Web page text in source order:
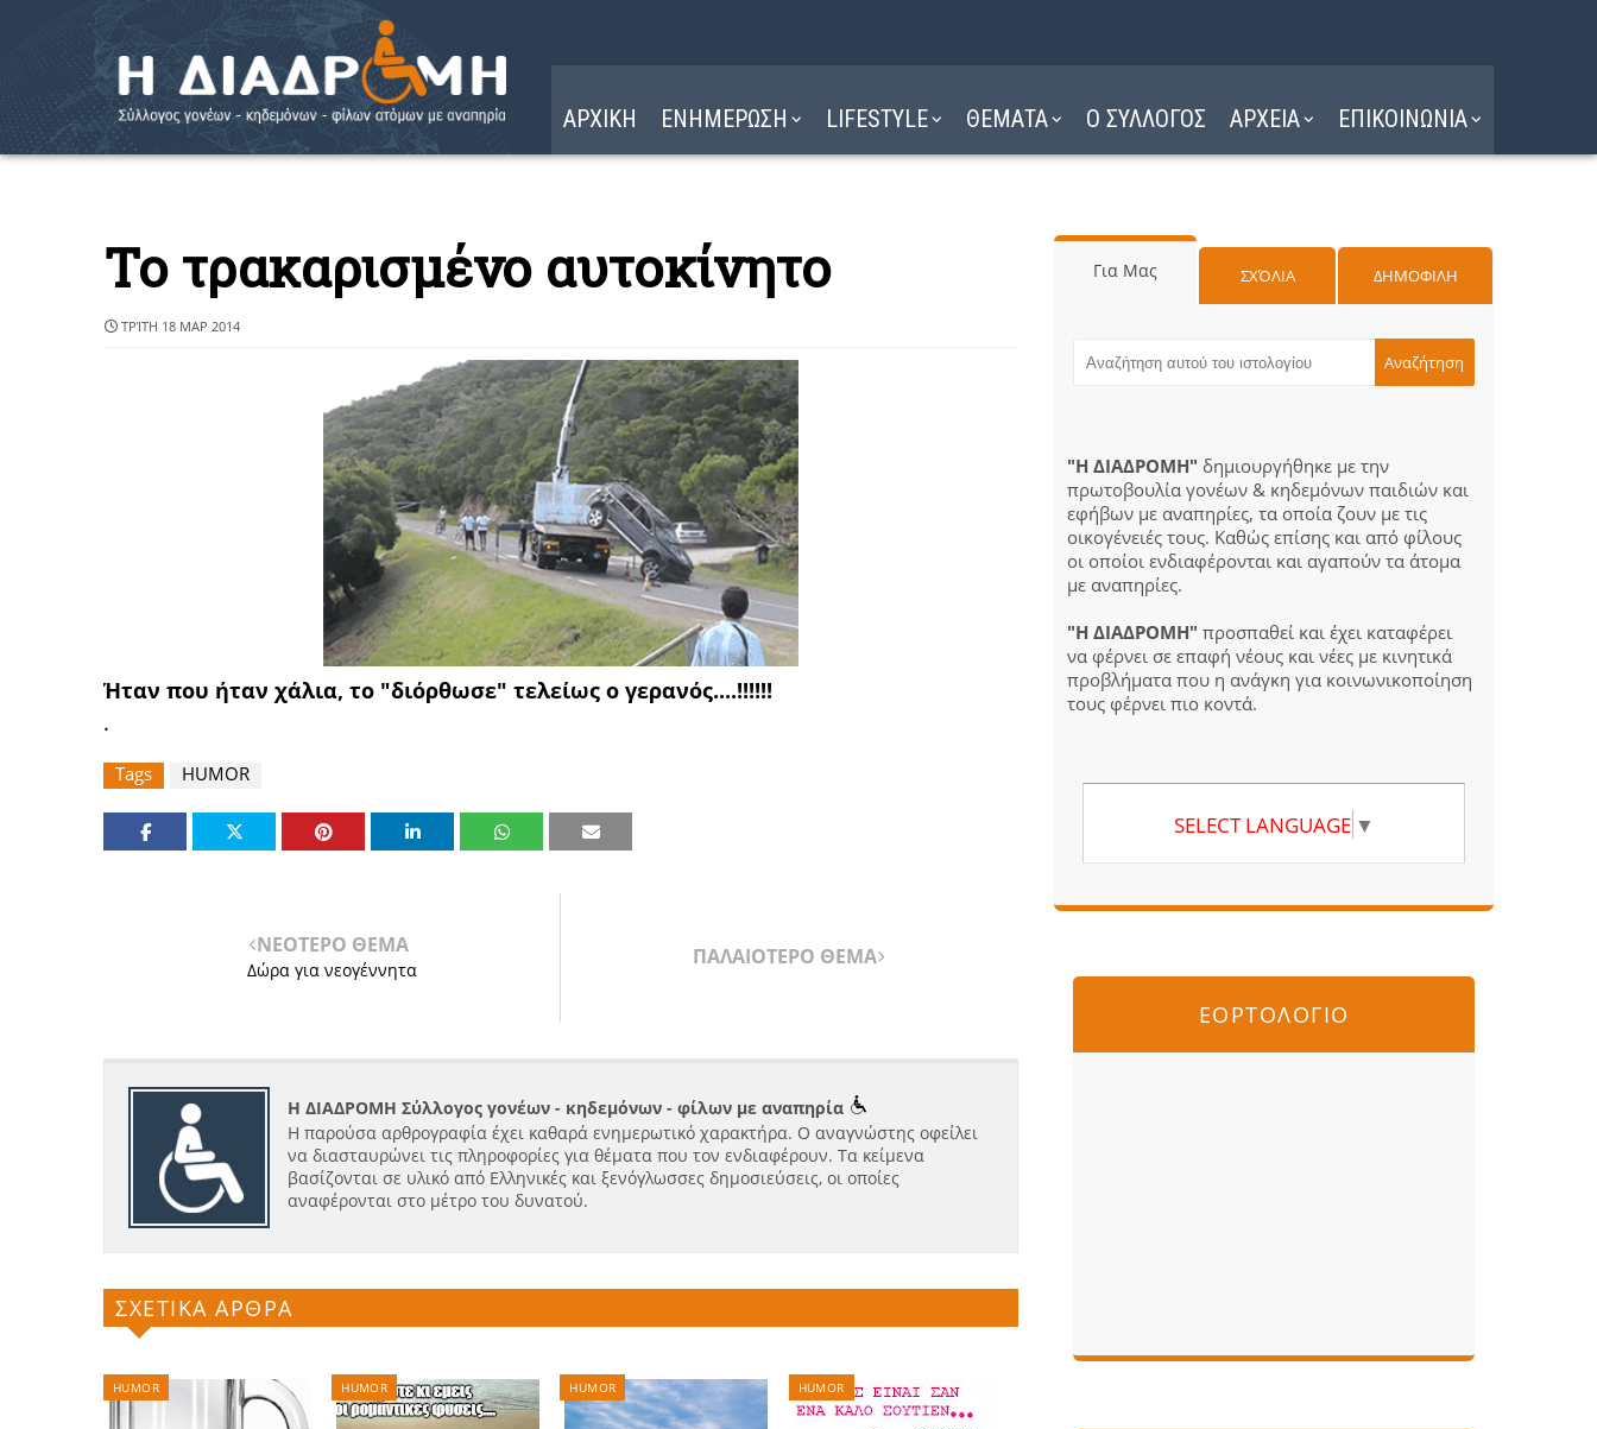
ΑΡΧΙΚΗ ΕΝΗΜΕΡΩΣΗ LIFESTYLE ΘΕΜΑΤΑ Ο ΣΥΛΛΟΓΟΣ ΑΡΧΕΙΑ ΕΠΙΚΟΙΝΩΝΙΑ
Το τρακαρισμένο αυτοκίνητο
ΤΡΊΤΗ 18 ΜΑΡ 2014
Ήταν που ήταν χάλια, το "διόρθωσε" τελείως ο γερανός....!!!!!!
.
Tags HUMOR
ΝΕΟΤΕΡΟ ΘΕΜΑ
Δώρα για νεογέννητα
ΠΑΛΑΙΟΤΕΡΟ ΘΕΜΑ
Η ΔΙΑΔΡΟΜΗ Σύλλογος γονέων - κηδεμόνων - φίλων με αναπηρία
Η παρούσα αρθρογραφία έχει καθαρά ενημερωτικό χαρακτήρα. Ο αναγνώστης οφείλει
να διασταυρώνει τις πληροφορίες για θέματα που τον ενδιαφέρουν. Τα κείμενα
βασίζονται σε υλικό από Ελληνικές και ξενόγλωσσες δημοσιεύσεις, οι οποίες
αναφέρονται στο μέτρο του δυνατού.
ΣΧΕΤΙΚΑ ΑΡΘΡΑ
HUMOR HUMOR HUMOR HUMOR
Για Μας ΣΧΌΛΙΑ ΔΗΜΟΦΙΛΗ
"Η ΔΙΑΔΡΟΜΗ" δημιουργήθηκε με την
πρωτοβουλία γονέων & κηδεμόνων παιδιών και
εφήβων με αναπηρίες, τα οποία ζουν με τις
οικογένειές τους. Καθώς επίσης και από φίλους
οι οποίοι ενδιαφέρονται και αγαπούν τα άτομα
με αναπηρίες.
"Η ΔΙΑΔΡΟΜΗ" προσπαθεί και έχει καταφέρει
να φέρνει σε επαφή νέους και νέες με κινητικά
προβλήματα που η ανάγκη για κοινωνικοποίηση
τους φέρνει πιο κοντά.
SELECT LANGUAGE ▼
ΕΟΡΤΟΛΟΓΙΟ